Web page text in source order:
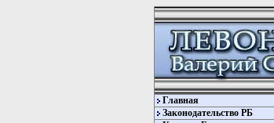
Главная
Законодательство РБ